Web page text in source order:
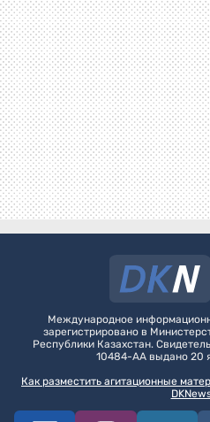
Международное
зарегистрировано в
Республики Казахстан.
10484-АА выдано 20
Как разместить агитационные